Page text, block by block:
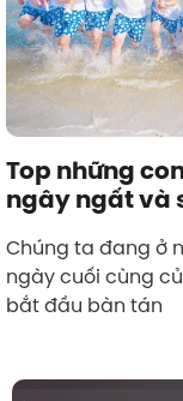
Top những
ngây ngất và
Chúng ta đang ở
ngày cuối cùng
bắt đầu bàn tán